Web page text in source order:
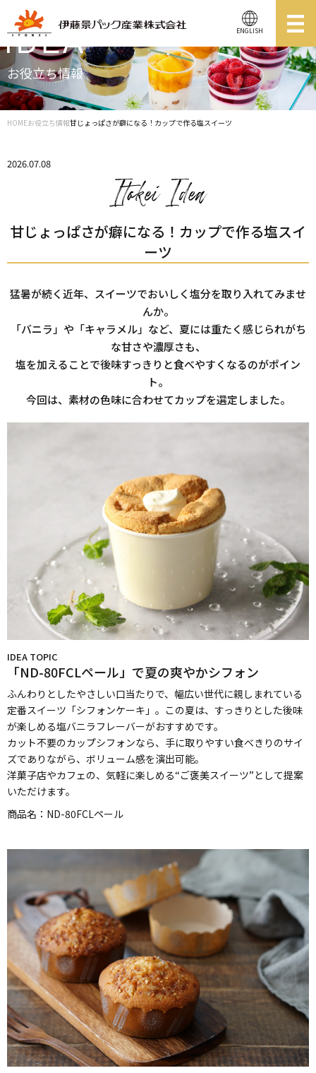
ENGLISH
お役立ち情報
HOMEお役立ち情報甘じょっぱさが癖になる！カップで作る塩スイーツ
2026.07.08
甘じょっぱさが癖になる！カップで作る塩スイ
ーツ
猛暑が続く近年、スイーツでおいしく塩分を取り入れてみませ
んか。
「バニラ」や「キャラメル」など、夏には重たく感じられがち
な甘さや濃厚さも、
塩を加えることで後味すっきりと食べやすくなるのがポイン
ト。
今回は、素材の色味に合わせてカップを選定しました。
IDEA TOPIC
「ND-80FCLペール」で夏の爽やかシフォン
ふんわりとしたやさしい口当たりで、幅広い世代に親しまれている
定番スイーツ「シフォンケーキ」。この夏は、すっきりとした後味
が楽しめる塩バニラフレーバーがおすすめです。
カット不要のカップシフォンなら、手に取りやすい食べきりのサイ
ズでありながら、ボリューム感を演出可能。
洋菓子店やカフェの、気軽に楽しめる“ご褒美スイーツ”として提案
いただけます。
商品名： ND-80FCLペール